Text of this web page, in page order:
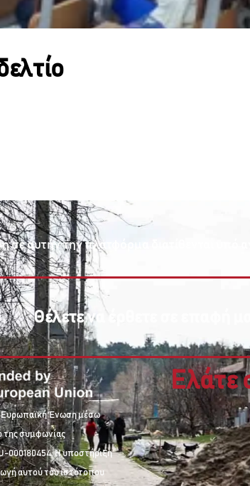
σε αυτήν την πλατφόρμα διατίθενται υπό
Θέλετε να έρθετε σε επαφή
Ευρωπαϊκή Ένωση μέσω
της συμφωνίας
000180454. Η υποστήριξη
αυτού του ιστότοπου
Ελάτε